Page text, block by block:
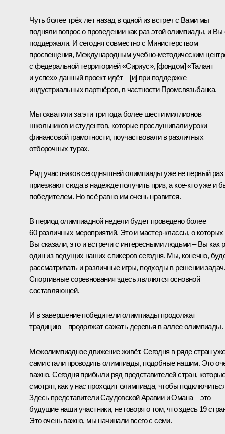
Чуть более трёх лет назад в одной из встреч с Вами мы
подняли вопрос о проведении как раз этой олимпиады, и Вы
поддержали. И сегодня совместно с Министерством
просвещения, Международным учебно-методическим
с федеральной территорией «Сириус», [фондом] «Талант
и успех» данный проект идёт – [и] при поддержке
индустриальных партнёров, в частности Промсвязьбанка.
Мы охватили за эти три года более шести миллионов
школьников и студентов, которые прослушивали уроки
финансовой грамотности, поучаствовали в различных
отборочных турах.
Ряд участников сегодняшней олимпиады уже не первый раз
приезжают сюда в надежде получить приз, а кое-кто уже и
победителем. Но всё равно им очень нравится.
В период олимпиадной недели будет проведено более
60 различных мероприятий. Это и мастер-классы, о которых
Вы сказали, это и встречи с интересными людьми – Вы как
один из ведущих наших спикеров сегодня. Мы, конечно,
рассматривать и различные игры, подходы в решении задач.
Спортивные соревнования здесь являются основной
составляющей.
И в завершение победители олимпиады продолжат
традицию – продолжат сажать деревья в аллее олимпиады.
Межолимпиадное движение живёт. Сегодня в ряде стран
сами стали проводить олимпиады, подобные нашим. Это
важно. Сегодня прибыли ряд представителей стран,
смотрят, как у нас проходит олимпиада, чтобы
Здесь представители Саудовской Аравии и Омана ‒ это
будущие наши участники, не говоря о том, что здесь 19
Это очень важно, мы начинали всего с семи.